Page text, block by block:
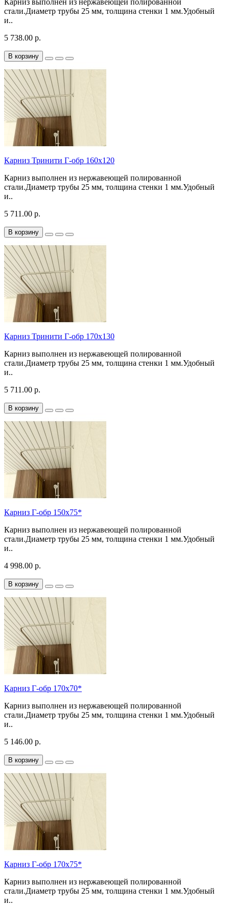
Карниз выполнен из нержавеющей полированной
стали.Диаметр трубы 25 мм, толщина стенки 1 мм.Удобный
и..
5 738.00 р.
В корзину
Карниз Тринити Г-обр 160х120
Карниз выполнен из нержавеющей полированной
стали.Диаметр трубы 25 мм, толщина стенки 1 мм.Удобный
и..
5 711.00 р.
В корзину
Карниз Тринити Г-обр 170х130
Карниз выполнен из нержавеющей полированной
стали.Диаметр трубы 25 мм, толщина стенки 1 мм.Удобный
и..
5 711.00 р.
В корзину
Карниз Г-обр 150х75*
Карниз выполнен из нержавеющей полированной
стали.Диаметр трубы 25 мм, толщина стенки 1 мм.Удобный
и..
4 998.00 р.
В корзину
Карниз Г-обр 170х70*
Карниз выполнен из нержавеющей полированной
стали.Диаметр трубы 25 мм, толщина стенки 1 мм.Удобный
и..
5 146.00 р.
В корзину
Карниз Г-обр 170х75*
Карниз выполнен из нержавеющей полированной
стали.Диаметр трубы 25 мм, толщина стенки 1 мм.Удобный
и..